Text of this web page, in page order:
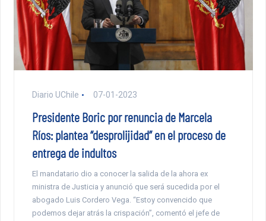
Diario UChile 07-01-2023
Presidente Boric por renuncia de Marcela
Ríos: plantea “desprolijidad” en el proceso de
entrega de indultos
El mandatario dio a conocer la salida de la ahora ex
ministra de Justicia y anunció que será sucedida por el
abogado Luis Cordero Vega. “Estoy convencido que
podemos dejar atrás la crispación”, comentó el jefe de